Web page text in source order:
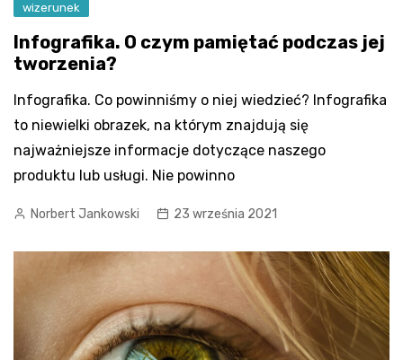
wizerunek
Infografika. O czym pamiętać podczas jej
tworzenia?
Infografika. Co powinniśmy o niej wiedzieć? Infografika
to niewielki obrazek, na którym znajdują się
najważniejsze informacje dotyczące naszego
produktu lub usługi. Nie powinno
Norbert Jankowski 23 września 2021